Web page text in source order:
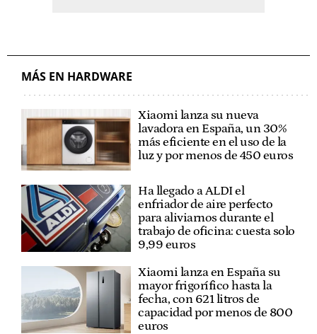
MÁS EN HARDWARE
Xiaomi lanza su nueva
lavadora en España, un 30%
más eficiente en el uso de la
luz y por menos de 450 euros
Ha llegado a ALDI el
enfriador de aire perfecto
para aliviarnos durante el
trabajo de oficina: cuesta solo
9,99 euros
Xiaomi lanza en España su
mayor frigorífico hasta la
fecha, con 621 litros de
capacidad por menos de 800
euros